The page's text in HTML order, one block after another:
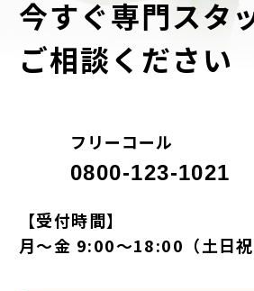
今すぐ専門スタ
ご相談ください
フリーコール
0800-123-1021
【受付時間】
月～金 9:00～18:00（土日祝